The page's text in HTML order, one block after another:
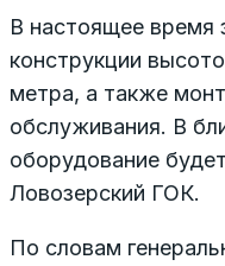
В настоящее время
конструкции
метра, а также
обслуживания. В
оборудование
Ловозерский ГОК.
По словам